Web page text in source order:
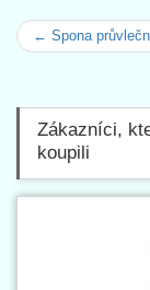
← Spona
Zákazníci,
koupili